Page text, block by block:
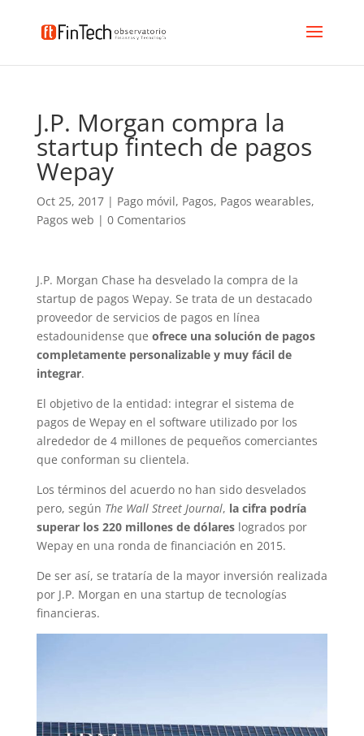
J.P. Morgan compra la
startup fintech de pagos
Wepay
Oct 25, 2017| Pago móvil, Pagos, Pagos wearables,
Pagos web | 0 Comentarios
J.P. Morgan Chase ha desvelado la compra de la
startup de pagos Wepay. Se trata de un destacado
proveedor de servicios de pagos en línea
estadounidense que ofrece una solución de pagos
completamente personalizable y muy fácil de
integrar.
El objetivo de la entidad: integrar el sistema de
pagos de Wepay en el software utilizado por los
alrededor de 4 millones de pequeños comerciantes
que conforman su clientela.
Los términos del acuerdo no han sido desvelados
pero, según The Wall Street Journal, la cifra podría
superar los 220 millones de dólareslogrados por
Wepay en una ronda de financiación en 2015.
De ser así, se trataría de la mayor inversión realizada
por J.P. Morgan en una startup de tecnologías
financieras.